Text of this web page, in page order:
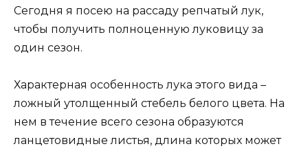
Сегодня я посею на рассаду репчатый лук,
чтобы получить полноценную луковицу за
один сезон.
Характерная особенность лука этого вида –
ложный утолщенный стебель белого цвета. На
нем в течение всего сезона образуются
ланцетовидные листья, длина которых может